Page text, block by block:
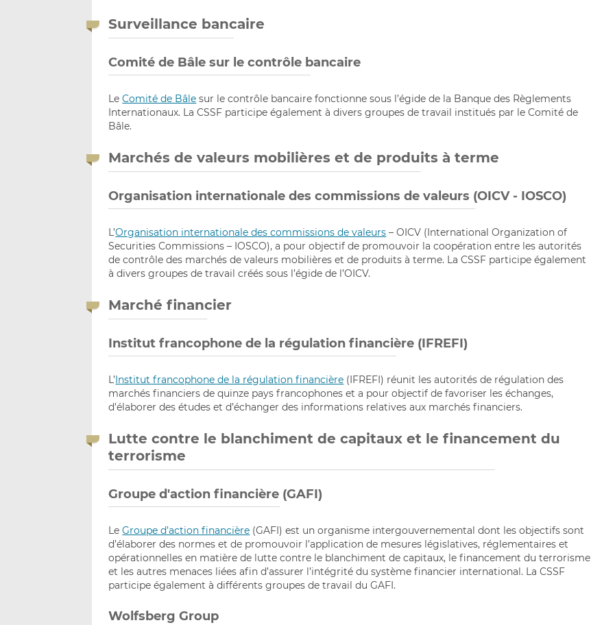
Surveillance bancaire
Comité de Bâle sur le contrôle bancaire
LeComité de Bâle sur le contrôle bancaire fonctionne sous l’égide de la Banque des Règlements
Internationaux. La CSSF participe également à divers groupes de travail institués par le Comité de
Bâle.
Marchés de valeurs mobilières et de produits à terme
Organisation internationale des commissions de valeurs (OICV - IOSCO)
L’Organisation internationale des commissions de valeurs – OICV (International Organization of
Securities Commissions – IOSCO), a pour objectif de promouvoir la coopération entre les autorités
de contrôle des marchés de valeurs mobilières et de produits à terme. La CSSF participe également
à divers groupes de travail créés sous l’égide de l’OICV.
Marché financier
Institut francophone de la régulation financière (IFREFI)
L’Institut francophone de la régulation financière (IFREFI) réunit les autorités de régulation des
marchés financiers de quinze pays francophones et a pour objectif de favoriser les échanges,
d’élaborer des études et d’échanger des informations relatives aux marchés financiers.
Lutte contre le blanchiment de capitaux et le financement du
terrorisme
Groupe d'action financière (GAFI)
LeGroupe d’action financière (GAFI) est un organisme intergouvernemental dont les objectifs sont
d’élaborer des normes et de promouvoir l’application de mesures législatives, réglementaires et
opérationnelles en matière de lutte contre le blanchiment de capitaux, le financement du terrorisme
et les autres menaces liées afin d’assurer l’intégrité du système financier international. La CSSF
participe également à différents groupes de travail du GAFI.
Wolfsberg Group